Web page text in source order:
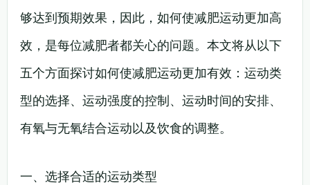
够达到预期效果，因此，如何使减肥运动更加高
效，是每位减肥者都关心的问题。本文将从以下
五个方面探讨如何使减肥运动更加有效：运动类
型的选择、运动强度的控制、运动时间的安排、
有氧与无氧结合运动以及饮食的调整。
一、选择合适的运动类型